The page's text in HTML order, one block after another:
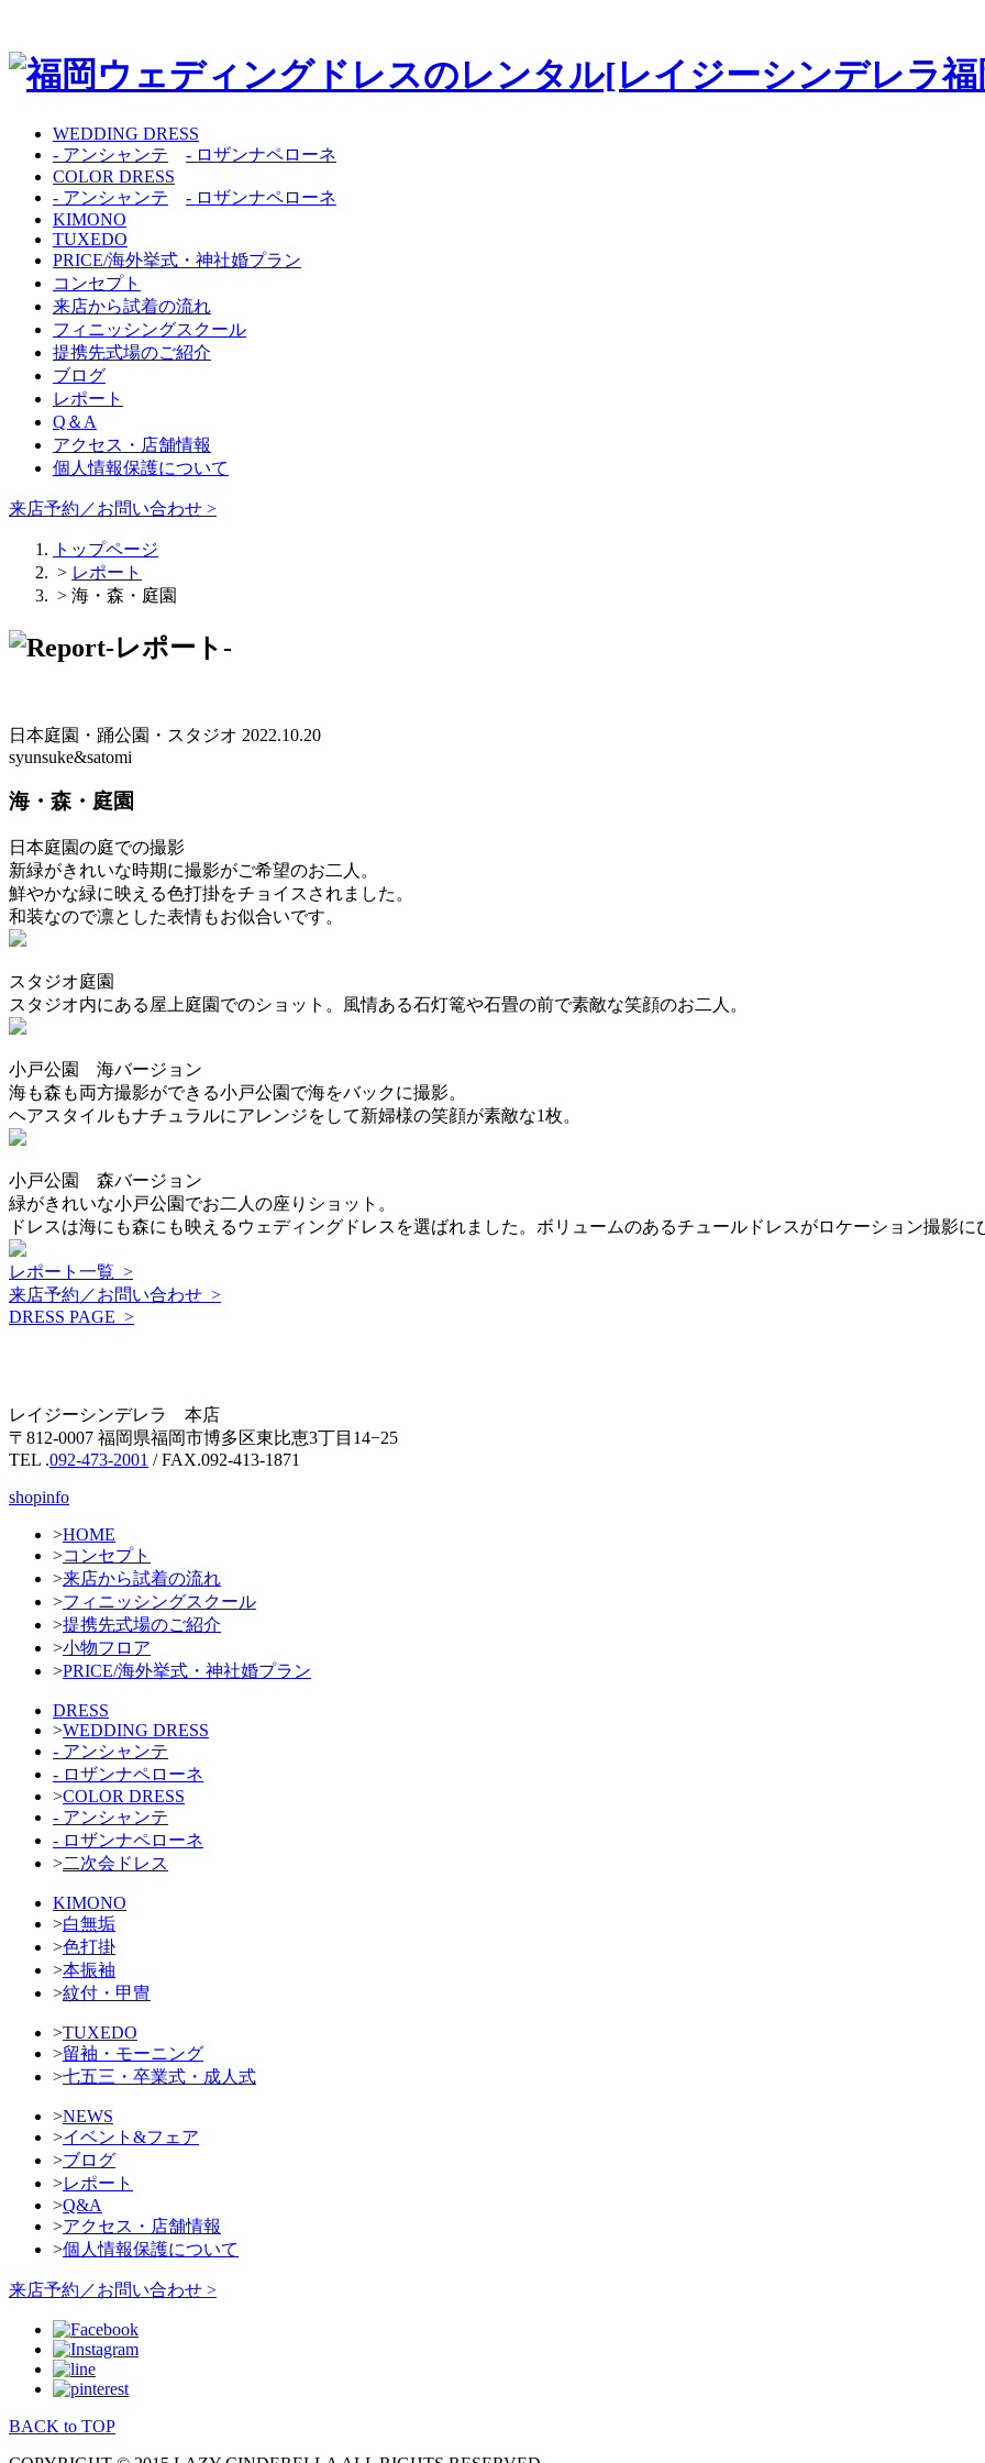
WEDDING DRESS
- アンシャンテ
- ロザンナペローネ
COLOR DRESS
- アンシャンテ
- ロザンナペローネ
KIMONO
TUXEDO
PRICE/海外挙式・神社婚プラン
コンセプト
来店から試着の流れ
フィニッシングスクール
提携先式場のご紹介
ブログ
レポート
Q＆A
アクセス・店舗情報
個人情報保護について
来店予約／お問い合わせ >
トップページ
> レポート
> 海・森・庭園
日本庭園・踊公園・スタジオ 2022.10.20
syunsuke&satomi
海・森・庭園
日本庭園の庭での撮影
新緑がきれいな時期に撮影がご希望のお二人。
鮮やかな緑に映える色打掛をチョイスされました。
和装なので凛とした表情もお似合いです。
スタジオ庭園
スタジオ内にある屋上庭園でのショット。風情ある石灯篭や石畳の前で素敵な笑顔のお二人。
小戸公園 海バージョン
海も森も両方撮影ができる小戸公園で海をバックに撮影。
ヘアスタイルもナチュラルにアレンジをして新婦様の笑顔が素敵な1枚。
小戸公園 森バージョン
緑がきれいな小戸公園でお二人の座りショット。
ドレスは海にも森にも映えるウェディングドレスを選ばれました。ボリュームのあるチュールドレスがロケーション撮影に
レポート一覧 >
来店予約／お問い合わせ >
DRESS PAGE >
レイジーシンデレラ 本店
〒812-0007 福岡県福岡市博多区東比恵3丁目14−25
TEL .092-473-2001 / FAX.092-413-1871
shopinfo
>HOME
>コンセプト
>来店から試着の流れ
>フィニッシングスクール
>提携先式場のご紹介
>小物フロア
>PRICE/海外挙式・神社婚プラン
DRESS
>WEDDING DRESS
- アンシャンテ
- ロザンナペローネ
>COLOR DRESS
- アンシャンテ
- ロザンナペローネ
>二次会ドレス
KIMONO
>白無垢
>色打掛
>本振袖
>紋付・甲冑
>TUXEDO
>留袖・モーニング
>七五三・卒業式・成人式
>NEWS
>イベント&フェア
>ブログ
>レポート
>Q&A
>アクセス・店舗情報
>個人情報保護について
来店予約／お問い合わせ >
BACK to TOP